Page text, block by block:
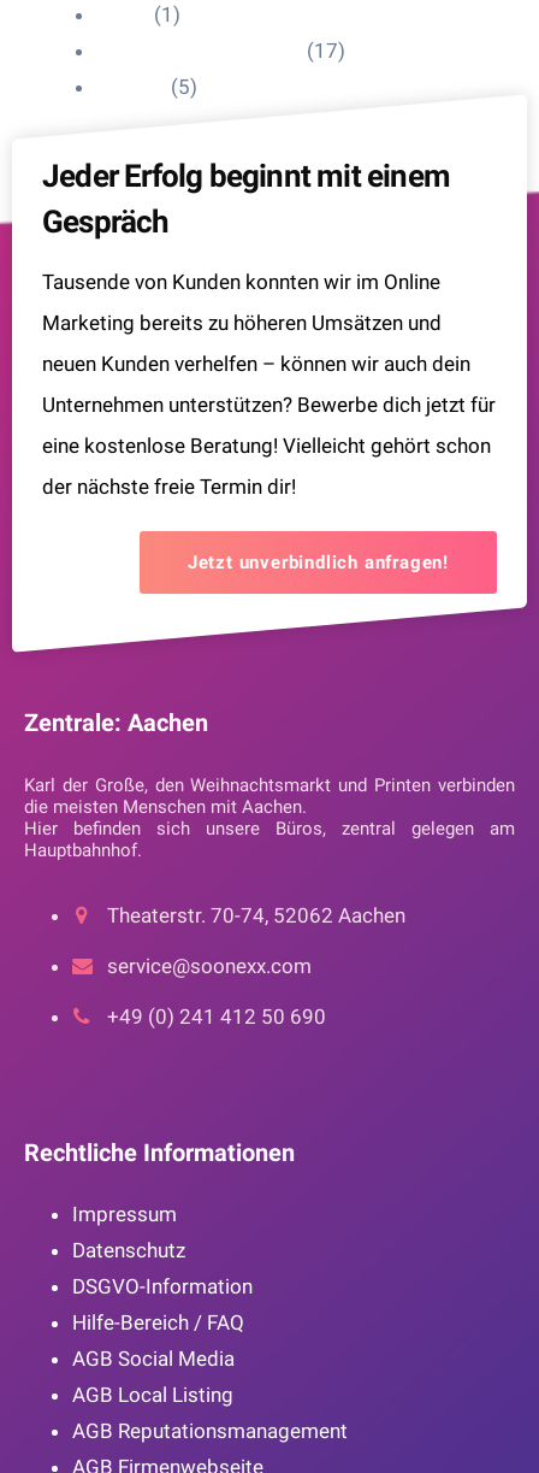
(1)
(17)
(5)
Jeder Erfolg beginnt mit einem
Gespräch
Tausende von Kunden konnten wir im Online
Marketing bereits zu höheren Umsätzen und
neuen Kunden verhelfen – können wir auch dein
Unternehmen unterstützen? Bewerbe dich jetzt für
eine kostenlose Beratung! Vielleicht gehört schon
der nächste freie Termin dir!
Jetzt unverbindlich anfragen!
Zentrale: Aachen
Karl der Große, den Weihnachtsmarkt und Printen verbinden
die meisten Menschen mit Aachen.
Hier befinden sich unsere Büros, zentral gelegen am
Hauptbahnhof.
Theaterstr. 70-74, 52062 Aachen
service@soonexx.com
+49 (0) 241 412 50 690
Rechtliche Informationen
Impressum
Datenschutz
DSGVO-Information
Hilfe-Bereich / FAQ
AGB Social Media
AGB Local Listing
AGB Reputationsmanagement
AGB Firmenwebseite